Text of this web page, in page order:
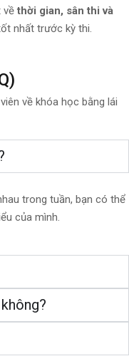
về thời gian, sân thi và
nhất trước kỳ thi.
về khóa học bằng lái
trong tuần, bạn có thể
của mình.